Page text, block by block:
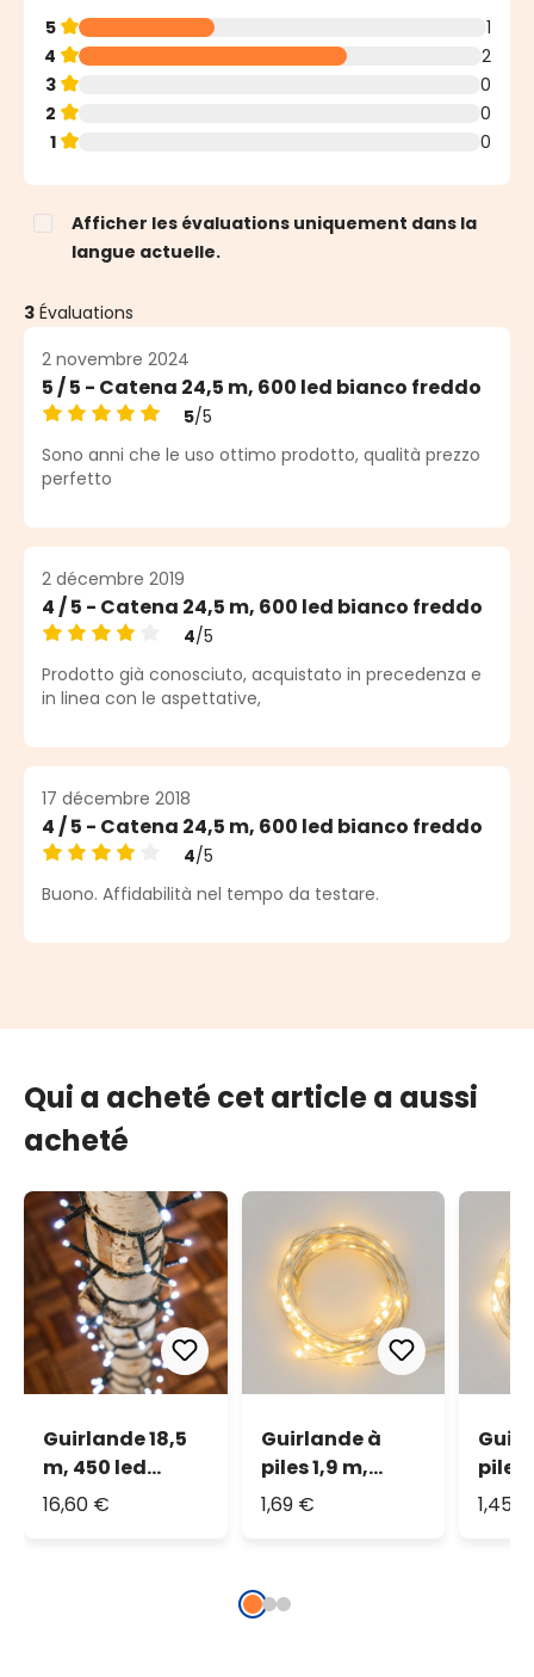
5
1
4
2
3
0
2
0
1
0
Afficher les évaluations uniquement dans la
langue actuelle.
3 Évaluations
2 novembre 2024
5 / 5 - Catena 24,5 m, 600 led bianco freddo
Note moyenne de 5 sur 5 étoiles
5/5
Sono anni che le uso ottimo prodotto, qualità prezzo
perfetto
2 décembre 2019
4 / 5 - Catena 24,5 m, 600 led bianco freddo
Note moyenne de 4 sur 5 étoiles
4/5
Prodotto già conosciuto, acquistato in precedenza e
in linea con le aspettative,
17 décembre 2018
4 / 5 - Catena 24,5 m, 600 led bianco freddo
Note moyenne de 4 sur 5 étoiles
4/5
Buono. Affidabilità nel tempo da testare.
Qui a acheté cet article a aussi
acheté
Guirlande 18,5
m, 450 led
blanc froid
16,60 €
Guirlande à
piles 1,9 m,
blanc chaud
1,69 €
piles
1,45 €